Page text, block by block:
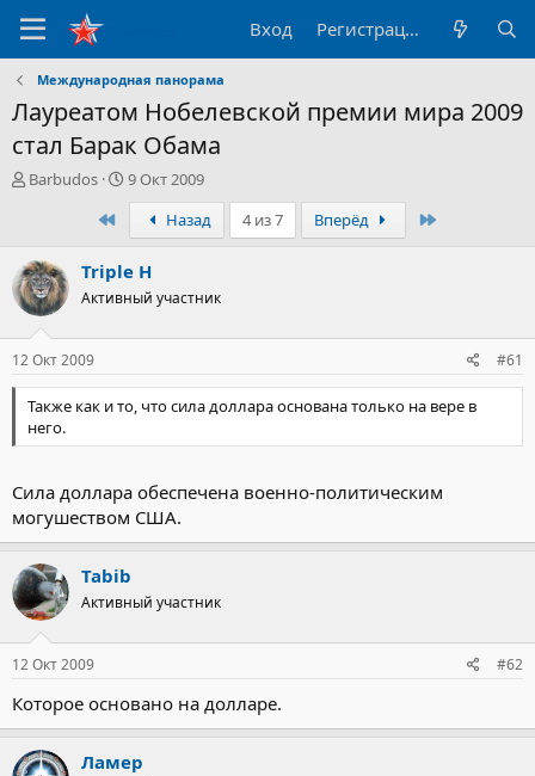
Вход Регистрация
Международная панорама
Лауреатом Нобелевской премии мира 2009
стал Барак Обама
А
р
т
е
м
ы
Barbudos
Д
а
а
н
а
ч
9 Окт 2009
ПервыйНазад 4 из 7 Вперёд
Triple H
Активный участник
12 Окт 2009 #61
Также как и то, что сила доллара основана только на вере в
него.
Сила доллара обеспечена военно-политическим
могушеством США.
Tabib
Активный участник
12 Окт 2009 #62
Которое основано на долларе.
Ламер